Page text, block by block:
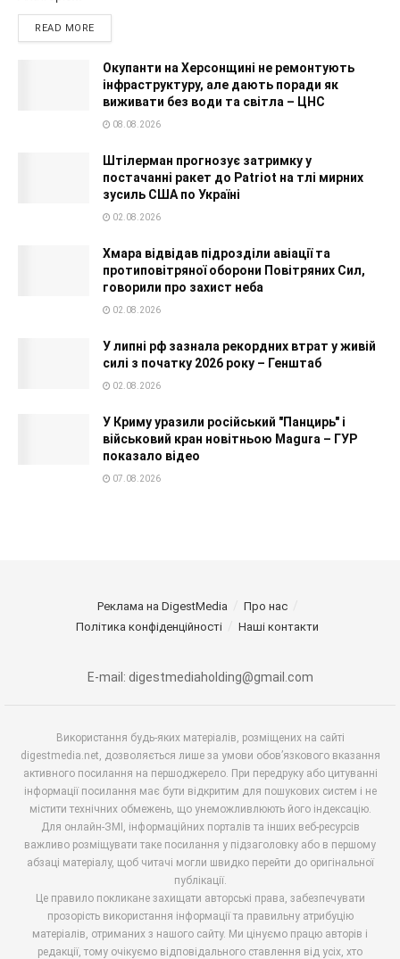
READ MORE
Окупанти на Херсонщині не ремонтують
інфраструктуру, але дають поради як
виживати без води та світла – ЦНС
08.08.2026
Штілерман прогнозує затримку у
постачанні ракет до Patriot на тлі мирних
зусиль США по Україні
02.08.2026
Хмара відвідав підрозділи авіації та
протиповітряної оборони Повітряних Сил,
говорили про захист неба
02.08.2026
У липні рф зазнала рекордних втрат у живій
силі з початку 2026 року – Генштаб
02.08.2026
У Криму уразили російський "Панцирь" і
військовий кран новітньою Magura – ГУР
показало відео
07.08.2026
Реклама на DigestMedia
Про нас
Політика конфіденційності
Наші контакти
E-mail: digestmediaholding@gmail.com
Використання будь-яких матеріалів, розміщених на сайті
digestmedia.net, дозволяється лише за умови обов’язкового вказання
активного посилання на першоджерело. При передруку або цитуванні
інформації посилання має бути відкритим для пошукових систем і не
містити технічних обмежень, що унеможливлюють його індексацію.
Для онлайн-ЗМІ, інформаційних порталів та інших веб-ресурсів
важливо розміщувати таке посилання у підзаголовку або в першому
абзаці матеріалу, щоб читачі могли швидко перейти до оригінальної
публікації.
Це правило покликане захищати авторські права, забезпечувати
прозорість використання інформації та правильну атрибуцію
матеріалів, отриманих з нашого сайту. Ми цінуємо працю авторів і
редакції, тому очікуємо відповідального ставлення від усіх, хто